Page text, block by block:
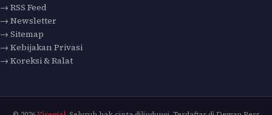
→ RSS Feed
→ Newsletter
→ Sitemap
→ Kebijakan Privasi
→ Koreksi & Ralat